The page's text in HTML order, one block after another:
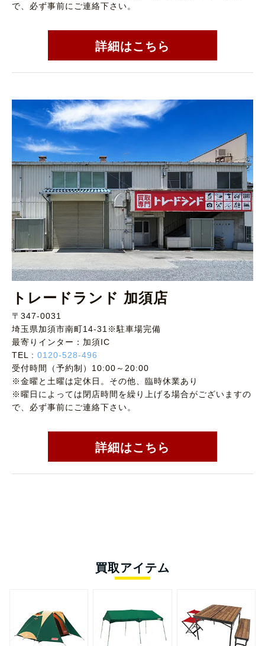
で、必ず事前にご連絡下さい。
詳細はこちら
トレードランド 加須店
〒347-0031
埼玉県加須市南町14-31※駐車場完備
最寄りインター：加須IC
TEL : 0120-528-496
受付時間（予約制）10:00～20:00
※金曜と土曜は定休日。その他、臨時休業あり
※曜日によっては閉店時間を繰り上げる場合がございますの
で、必ず事前にご連絡下さい。
詳細はこちら
買取アイテム